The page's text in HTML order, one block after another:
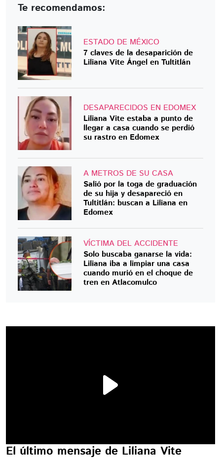
Te recomendamos:
ESTADO DE MÉXICO
7 claves de la desaparición de
Liliana Vite Ángel en Tultitlán
DESAPARECIDOS EN EDOMEX
Liliana Vite estaba a punto de
llegar a casa cuando se perdió
su rastro en Edomex
A METROS DE SU CASA
Salió por la toga de graduación
de su hija y desapareció en
Tultitlán: buscan a Liliana en
Edomex
VÍCTIMA DEL ACCIDENTE
Solo buscaba ganarse la vida:
Liliana iba a limpiar una casa
cuando murió en el choque de
tren en Atlacomulco
El último mensaje de Liliana Vite